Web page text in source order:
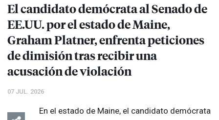
El candidato demócrata al Senado de
EE.UU. por el estado de Maine,
Graham Platner, enfrenta peticiones
de dimisión tras recibir una
acusación de violación
07 JUL. 2026
En el estado de Maine, el candidato demócrata